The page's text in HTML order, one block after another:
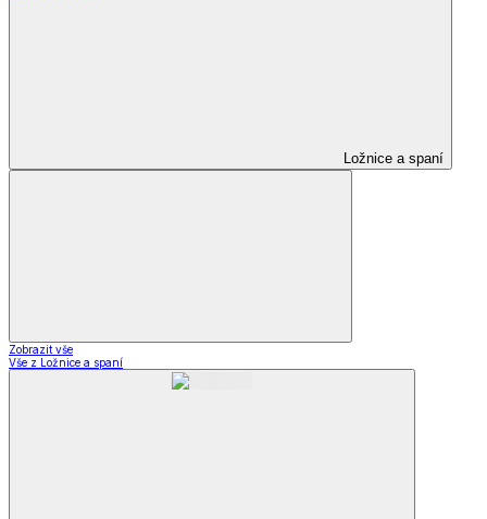
Ložnice a spaní
Zobrazit vše
Vše z Ložnice a spaní